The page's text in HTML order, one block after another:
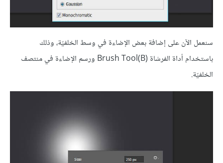
سنعمل الآن على إضافة بعض الإضاءة في وسط الخلفيّة، وذلك
باستخدام أداة الفرشاة (Brush Tool(B ورسم الإضاءة في منتصف
الخلفيّة.